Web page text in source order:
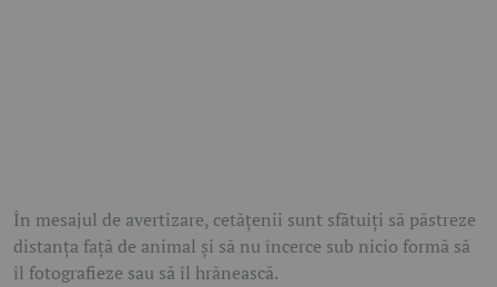
În mesajul de avertizare, cetățenii sunt sfătuiți să păstreze
distanța față de animal și să nu încerce sub nicio formă să
îl fotografieze sau să îl hrănească.